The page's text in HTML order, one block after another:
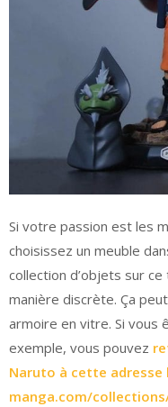
Si votre passion est les
choisissez un meuble
collection d’objets sur
manière discrète. Ça
armoire en vitre. Si vous
exemple, vous pouvez
Naruto à cette
manga.com/